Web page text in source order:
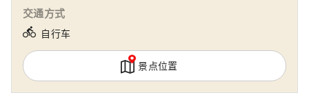
交通方式
directions_bike 自行车
景点位置